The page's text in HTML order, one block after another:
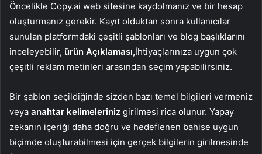
Öncelikle Copy.ai web sitesine kaydolmanız ve bir hesap
oluşturmanız gerekir. Kayıt olduktan sonra kullanıcılar
sunulan platformdaki çeşitli şablonları ve blog başlıklarını
inceleyebilir, ürün Açıklaması,İhtiyaçlarınıza uygun çok
çeşitli reklam metinleri arasından seçim yapabilirsiniz.
Bir şablon seçildiğinde sizden bazı temel bilgileri vermeniz
veya anahtar kelimeleriniz girilmesi rica olunur. Yapay
zekanın içeriği daha doğru ve hedeflenen bahise uygun
biçimde oluşturabilmesi için gerçek bilgilerin girilmesinde